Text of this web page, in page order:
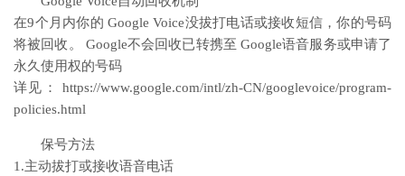
在9个月内你的 Google Voice没拔打电话或接收短信，你的号码
将被回收。 Google不会回收已转携至 Google语音服务或申请了
永久使用权的号码
详见： https://www.google.com/intl/zh-CN/googlevoice/program-
policies.html
保号方法
1.主动拔打或接收语音电话